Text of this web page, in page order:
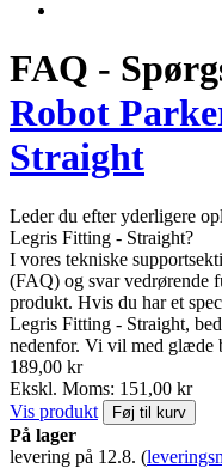
FAQ -
Robot
Straight
Leder du efter yderligere
Legris Fitting - Straight?
I vores tekniske
(FAQ) og svar vedrørende
produkt. Hvis du har et
Legris Fitting - Straight,
nedenfor. Vi vil med glæde
189,00 kr
Ekskl. Moms: 151,00 kr
Vis produkt
Føj til kurv
På lager
levering på 12.8. (